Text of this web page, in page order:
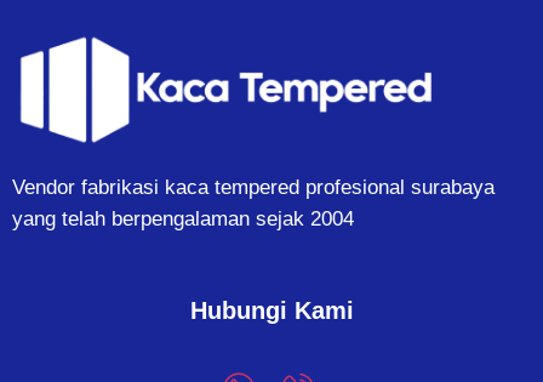
Vendor fabrikasi kaca tempered profesional surabaya
yang telah berpengalaman sejak 2004
Hubungi Kami